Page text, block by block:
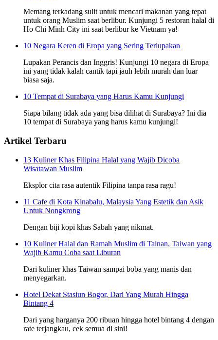
Memang terkadang sulit untuk mencari makanan yang tepat
untuk orang Muslim saat berlibur. Kunjungi 5 restoran halal di
Ho Chi Minh City ini saat berlibur ke Vietnam ya!
10 Negara Keren di Eropa yang Sering Terlupakan
Lupakan Perancis dan Inggris! Kunjungi 10 negara di Eropa
ini yang tidak kalah cantik tapi jauh lebih murah dan luar
biasa saja.
10 Tempat di Surabaya yang Harus Kamu Kunjungi
Siapa bilang tidak ada yang bisa dilihat di Surabaya? Ini dia
10 tempat di Surabaya yang harus kamu kunjungi!
Artikel Terbaru
13 Kuliner Khas Filipina Halal yang Wajib Dicoba
Wisatawan Muslim
Eksplor cita rasa autentik Filipina tanpa rasa ragu!
11 Cafe di Kota Kinabalu, Malaysia Yang Estetik dan Asik
Untuk Nongkrong
Dengan biji kopi khas Sabah yang nikmat.
10 Kuliner Halal dan Ramah Muslim di Tainan, Taiwan yang
Wajib Kamu Coba saat Liburan
Dari kuliner khas Taiwan sampai boba yang manis dan
menyegarkan.
Hotel Dekat Stasiun Bogor, Dari Yang Murah Hingga
Bintang 4
Dari yang harganya 200 ribuan hingga hotel bintang 4 dengan
rate terjangkau, cek semua di sini!